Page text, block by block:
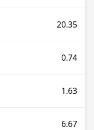
20.35
0.74
1.63
6.67